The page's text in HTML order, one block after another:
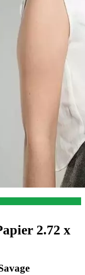
2.72 x